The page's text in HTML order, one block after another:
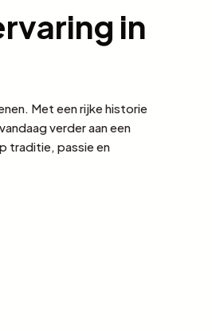
in
Met een rijke historie
verder aan een
traditie, passie en